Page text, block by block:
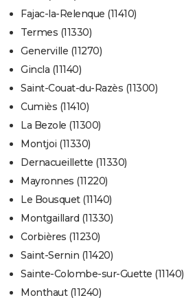
Fajac-la-Relenque (11410)
Termes (11330)
Generville (11270)
Gincla (11140)
Saint-Couat-du-Razès (11300)
Cumiès (11410)
La Bezole (11300)
Montjoi (11330)
Dernacueillette (11330)
Mayronnes (11220)
Le Bousquet (11140)
Montgaillard (11330)
Corbières (11230)
Saint-Sernin (11420)
Sainte-Colombe-sur-Guette (11140)
Monthaut (11240)